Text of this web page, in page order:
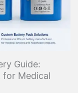
Guide:
for Medical